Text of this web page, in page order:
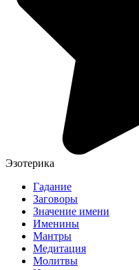
Эзотерика
Гадание
Заговоры
Значение имени
Именины
Мантры
Медитация
Молитвы